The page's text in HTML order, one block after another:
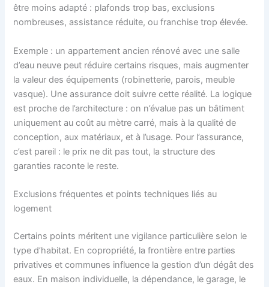
être moins adapté : plafonds trop bas, exclusions
nombreuses, assistance réduite, ou franchise trop élevée.
Exemple : un appartement ancien rénové avec une salle
d’eau neuve peut réduire certains risques, mais augmenter
la valeur des équipements (robinetterie, parois, meuble
vasque). Une assurance doit suivre cette réalité. La logique
est proche de l’architecture : on n’évalue pas un bâtiment
uniquement au coût au mètre carré, mais à la qualité de
conception, aux matériaux, et à l’usage. Pour l’assurance,
c’est pareil : le prix ne dit pas tout, la structure des
garanties raconte le reste.
Exclusions fréquentes et points techniques liés au
logement
Certains points méritent une vigilance particulière selon le
type d’habitat. En copropriété, la frontière entre parties
privatives et communes influence la gestion d’un dégât des
eaux. En maison individuelle, la dépendance, le garage, le